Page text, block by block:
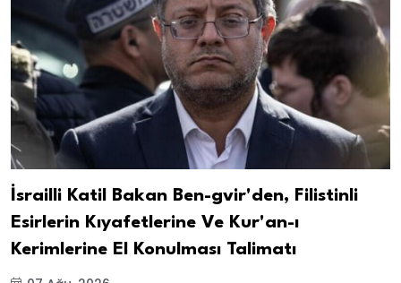
İsrailli Katil Bakan Ben-gvir'den, Filistinli
Esirlerin Kıyafetlerine Ve Kur'an-ı
Kerimlerine El Konulması Talimatı